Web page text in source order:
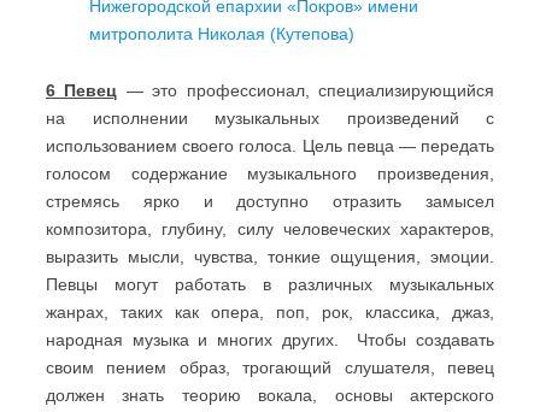
Нижегородской епархии «Покров» имени
митрополита Николая (Кутепова)
6 Певец — это профессионал, специализирующийся
на исполнении музыкальных произведений с
использованием своего голоса. Цель певца — передать
голосом содержание музыкального произведения,
стремясь ярко и доступно отразить замысел
композитора, глубину, силу человеческих характеров,
выразить мысли, чувства, тонкие ощущения, эмоции.
Певцы могут работать в различных музыкальных
жанрах, таких как опера, поп, рок, классика, джаз,
народная музыка и многих других. Чтобы создавать
своим пением образ, трогающий слушателя, певец
должен знать теорию вокала, основы актерского